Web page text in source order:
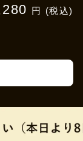
円 (税込)